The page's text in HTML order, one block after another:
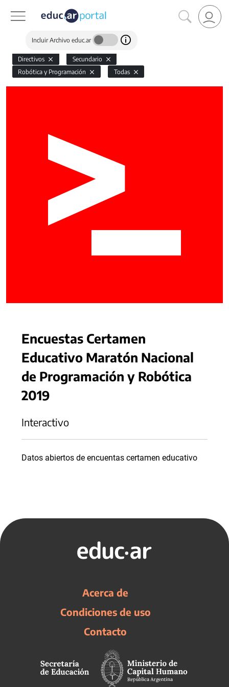
Incluir Archivo educ.ar
Directivos
Secundario
Robótica y Programación
Todas
Encuestas Certamen
Educativo Maratón Nacional
de Programación y Robótica
2019
Interactivo
Datos abiertos de encuentas certamen educativo
Acerca de
Condiciones de uso
Contacto